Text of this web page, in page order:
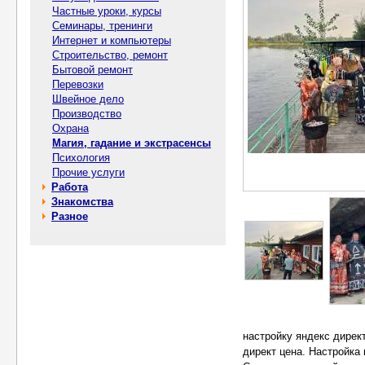
Частные уроки, курсы
Семинары, тренинги
Интернет и компьютеры
Строительство, ремонт
Бытовой ремонт
Перевозки
Швейное дело
Производство
Охрана
Магия, гадание и экстрасенсы
Психология
Прочие услуги
Работа
Знакомства
Разное
настройку яндекс
директ цена. Настройка